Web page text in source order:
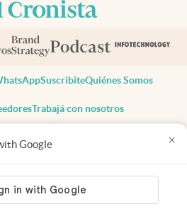
Google ×
SuscribiteQuiénes Somos
Trabajá con nosotros
derechos reservados
Privacidad
11 7078-3270